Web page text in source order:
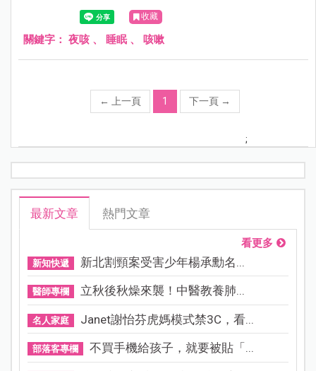
該休息的時候卻咳個不停，好像沒法好好睡上一覺，有時候
甚至咳到吐，苦情的爸媽又得忍住睡意洗床單，這到底是為
什麼呢？
收藏
關鍵字： 夜咳 、 睡眠、 咳嗽
← 上一頁 1 下一頁 →
;
最新文章 熱門文章
看更多
新知快遞 新北割頸案受害少年楊承勳名...
醫師專欄 立秋後秋燥來襲！中醫教養肺...
名人家庭 Janet謝怡芬虎媽模式禁3C，看...
部落客專欄 不買手機給孩子，就要被貼「...